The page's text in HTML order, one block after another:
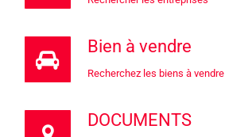
Bien à vendre
Recherchez les biens à vendre
DOCUMENTS